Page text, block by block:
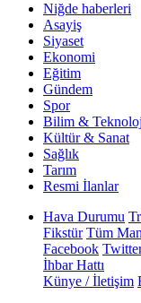
Niğde haberleri
Asayiş
Siyaset
Ekonomi
Eğitim
Gündem
Spor
Bilim &
Kültür & Sanat
Sağlık
Tarım
Resmi İlanlar
Hava Durumu
Fikstür Tüm
Facebook
İhbar Hattı
Künye / İletişim